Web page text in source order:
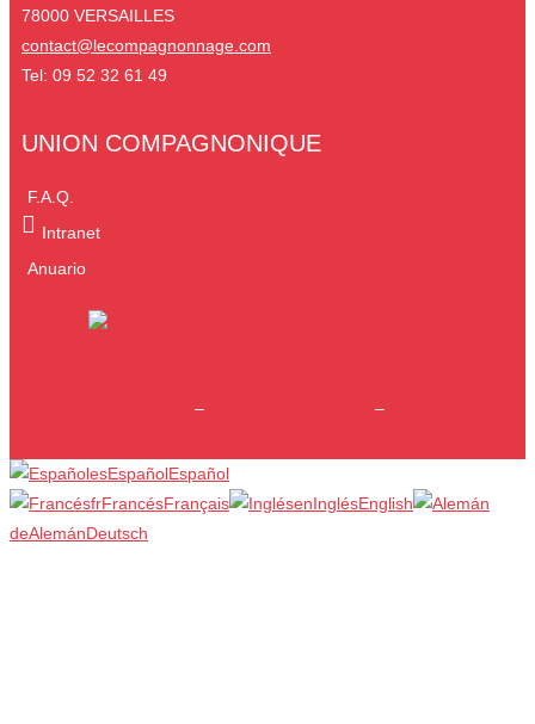
78000 VERSAILLES
contact@lecompagnonnage.com
Tel: 09 52 32 61 49
UNION COMPAGNONIQUE
F.A.Q.
Intranet
Anuario
– –
esEspañolEspañol
frFrancésFrançais enInglésEnglish
deAlemánDeutsch